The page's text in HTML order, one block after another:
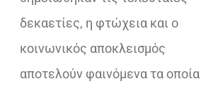
δεκαετίες, η φτώχεια και ο
κοινωνικός αποκλεισμός
αποτελούν φαινόμενα τα οποία